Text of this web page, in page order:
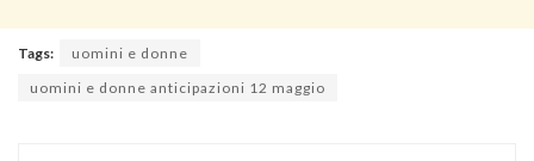
Tags:
uomini e donne
uomini e donne anticipazioni 12 maggio